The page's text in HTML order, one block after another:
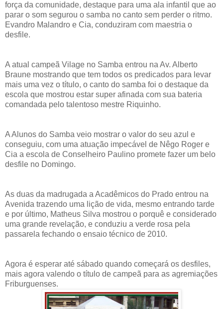
força da comunidade, destaque para uma ala infantil que ao
parar o som segurou o samba no canto sem perder o ritmo.
Evandro Malandro e Cia, conduziram com maestria o
desfile.
A atual campeã Vilage no Samba entrou na Av. Alberto
Braune mostrando que tem todos os predicados para levar
mais uma vez o título, o canto do samba foi o destaque da
escola que mostrou estar super afinada com sua bateria
comandada pelo talentoso mestre Riquinho.
A Alunos do Samba veio mostrar o valor do seu azul e
conseguiu, com uma atuação impecável de Nêgo Roger e
Cia a escola de Conselheiro Paulino promete fazer um belo
desfile no Domingo.
As duas da madrugada a Acadêmicos do Prado entrou na
Avenida trazendo uma lição de vida, mesmo entrando tarde
e por último, Matheus Silva mostrou o porquê e considerado
uma grande revelação, e conduziu a verde rosa pela
passarela fechando o ensaio técnico de 2010.
Agora é esperar até sábado quando começará os desfiles,
mais agora valendo o título de campeã para as agremiações
Friburguenses.